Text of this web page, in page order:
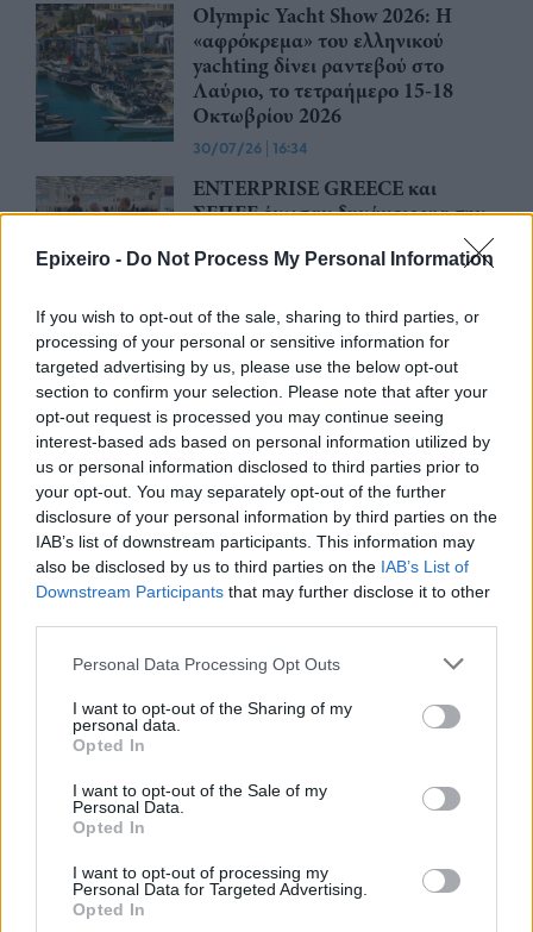
Epixeiro - Do Not Process My Personal Information
If you wish to opt-out of the sale, sharing to third parties, or
processing of your personal or sensitive information for
targeted advertising by us, please use the below opt-out
section to confirm your selection. Please note that after your
opt-out request is processed you may continue seeing
interest-based ads based on personal information utilized by
us or personal information disclosed to third parties prior to
your opt-out. You may separately opt-out of the further
disclosure of your personal information by third parties on the
IAB’s list of downstream participants. This information may
also be disclosed by us to third parties on the IAB’s List of
Downstream Participants that may further disclose it to other
Personal Data Processing Opt Outs
I want to opt-out of the Sharing of my
personal data.
Opted In
I want to opt-out of the Sale of my
Personal Data.
Opted In
I want to opt-out of processing my
Personal Data for Targeted Advertising.
Opted In
Olympic Yacht Show 2026: Η
«αφρόκρεμα» του ελληνικού
yachting δίνει ραντεβού στο
Λαύριο, το τετραήμερο 15-18
Οκτωβρίου 2026
30/07/26 | 16:34
ENTERPRISE GREECE και
ΣΕΠΕΕ ένωσαν δυνάμεις για την
ένδυσης – κλωστοϋφαντουργίας
Η νέα ευρωπαϊκή έκθεση για την
ψηφιακή υγεία ανοίγει τις πύλες
της στο Βερολίνο από τις 26 έως
τις 28 Οκτωβρίου
29/07/26|15:21
Η ena athletics συνεργάζεται με
το ΣΠΑΡΤΑΘΛΟΝ
29/07/26| 12:23
Έως την Παρασκευή 31 Ιουλίου
συμμετοχή στην EUROVINO
Το ReGeneration παρουσιάζει το
powered by The Hellenic
Initiative, στις 26 Οκτωβρίου